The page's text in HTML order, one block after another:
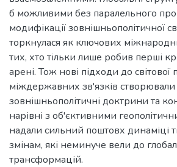
б можливими без паралельного
модифікації зовнішньополітичної
торкнулася як ключових
тих, хто тільки лише робив перші
арені. Тож нові підходи до світової
міждержавних зв'язків створювали
зовнішньополітичні доктрини та
нарівні з об'єктивними
надали сильний поштовх динаміці
змінам, які неминуче вели до
трансформацій.